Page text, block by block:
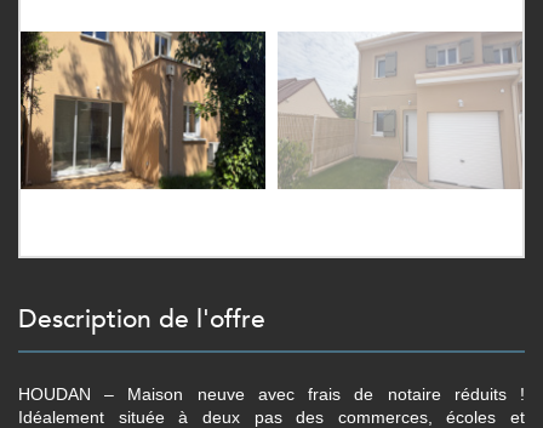
description de l'offre
HOUDAN – Maison neuve avec frais de notaire réduits !
Idéalement située à deux pas des commerces, écoles et